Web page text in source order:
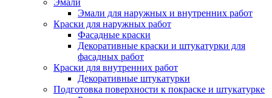
Эмали
Эмали для наружных и внутренних работ
Краски для наружных работ
Фасадные краски
Декоративные краски и штукатурки для
фасадных работ
Краски для внутренних работ
Декоративные штукатурки
Подготовка поверхности к покраске и штукатурке